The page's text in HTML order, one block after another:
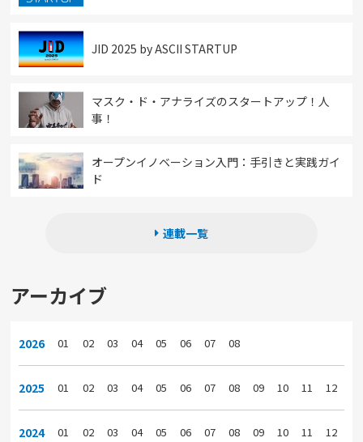
JID 2025 by ASCII STARTUP
マスク・ド・アナライズのスタートアップ！人
事！
オープンイノベーション入門：手引きと実践ガイ
ド
連載一覧
アーカイブ
2026 01 02 03 04 05 06 07 08
2025 01 02 03 04 05 06 07 08 09 10 11 12
2024 01 02 03 04 05 06 07 08 09 10 11 12